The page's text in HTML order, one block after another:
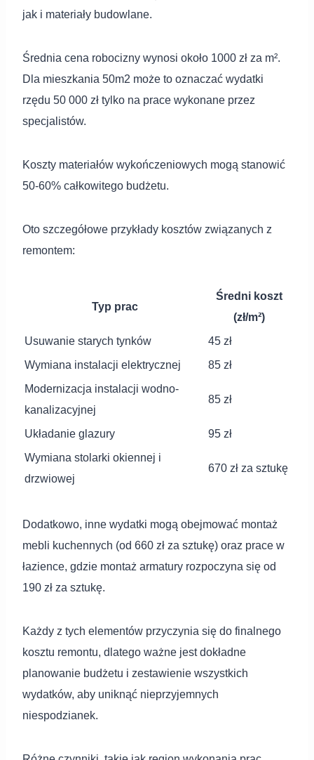
jak i materiały budowlane.
Średnia cena robocizny wynosi około 1000 zł za m².
Dla mieszkania 50m2 może to oznaczać wydatki
rzędu 50 000 zł tylko na prace wykonane przez
specjalistów.
Koszty materiałów wykończeniowych mogą stanowić
50-60% całkowitego budżetu.
Oto szczegółowe przykłady kosztów związanych z
remontem:
Typ prac
Średni koszt
(zł/m²)
Usuwanie starych tynków
45 zł
Wymiana instalacji elektrycznej
85 zł
Modernizacja instalacji wodno-
kanalizacyjnej
85 zł
Układanie glazury
95 zł
Wymiana stolarki okiennej i
drzwiowej
670 zł za sztukę
Dodatkowo, inne wydatki mogą obejmować montaż
mebli kuchennych (od 660 zł za sztukę) oraz prace w
łazience, gdzie montaż armatury rozpoczyna się od
190 zł za sztukę.
Każdy z tych elementów przyczynia się do finalnego
kosztu remontu, dlatego ważne jest dokładne
planowanie budżetu i zestawienie wszystkich
wydatków, aby uniknąć nieprzyjemnych
niespodzianek.